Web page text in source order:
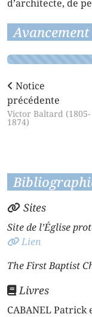
d’architecte, de
Notice
précédente
Victor Baltard (1805-
1874)
Sites
Site de l’Église
Lien
The First Baptist
Livres
CABANEL Patrick